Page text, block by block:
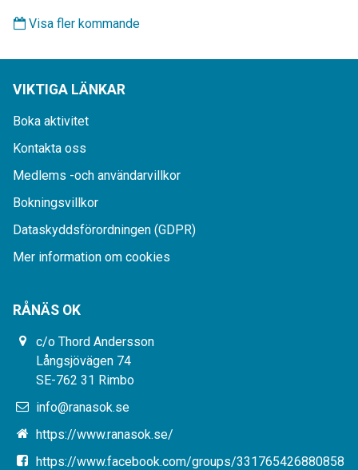
Visa fler kommande
VIKTIGA LÄNKAR
Boka aktivitet
Kontakta oss
Medlems -och användarvillkor
Bokningsvillkor
Dataskyddsförordningen (GDPR)
Mer information om cookies
RÅNÄS OK
c/o Thord Andersson
Långsjövägen 74
SE-762 31 Rimbo
info@ranasok.se
https://www.ranasok.se/
https://www.facebook.com/groups/331765426880858